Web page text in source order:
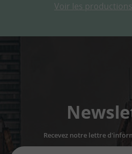
Voir les
Recevez notre lettre